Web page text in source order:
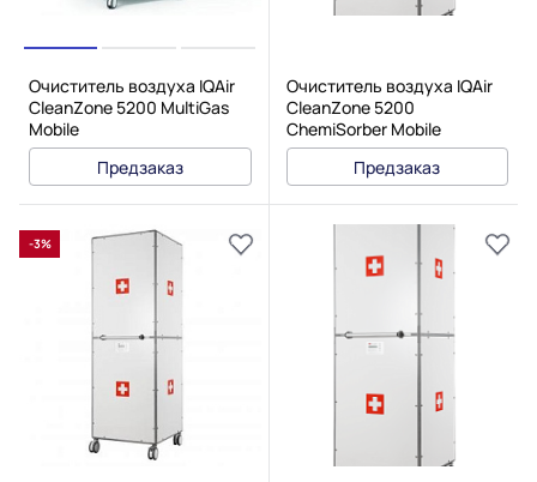
Очиститель воздуха IQAir
CleanZone 5200 MultiGas
Mobile
Предзаказ
Очиститель воздуха IQAir
CleanZone 5200
ChemiSorber Mobile
Предзаказ
-3%